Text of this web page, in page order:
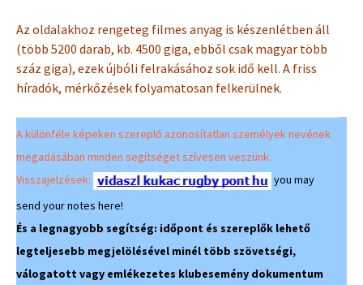
Az oldalakhoz rengeteg filmes anyag is készenlétben áll
(több 5200 darab, kb. 4500 giga, ebből csak magyar több
száz giga), ezek újbóli felrakásához sok idő kell. A friss
híradók, mérkőzések folyamatosan felkerülnek.
A különféle képeken szereplő azonosítatlan személyek nevének
megadásában minden segítséget szívesen veszünk.
Visszajelzések:
you may
send your notes here!
És a legnagyobb segítség: időpont és szereplők lehető
legteljesebb megjelölésével minél több szövetségi,
válogatott vagy emlékezetes klubesemény dokumentum